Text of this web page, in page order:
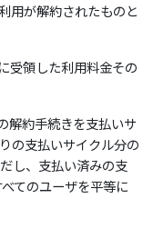
用が解約されたものと
受領した利用料金その
解約手続きを支払いサ
の支払いサイクル分の
し、支払い済みの支
てのユーザを平等に